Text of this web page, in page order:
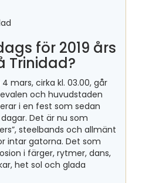
för 2019 års
Trinidad?
mars, cirka kl. 03.00, går
och huvudstaden
i en fest som sedan
Det är nu som
steelbands och allmänt
intar gatorna. Det som
i färger, rytmer, dans,
het sol och glada